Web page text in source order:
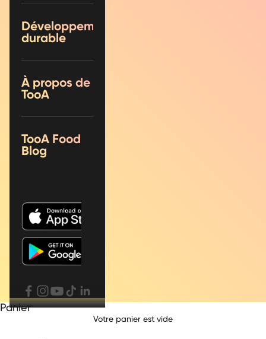
Développement
durable
À propos de
TooA
TooA Food
Blog
Panier
Votre panier est vide